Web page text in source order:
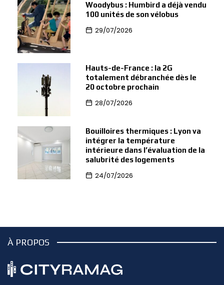
Woodybus : Humbird a déjà vendu
100 unités de son vélobus
29/07/2026
Hauts-de-France : la 2G
totalement débranchée dès le
20 octobre prochain
28/07/2026
Bouilloires thermiques : Lyon va
intégrer la température
intérieure dans l’évaluation de la
salubrité des logements
24/07/2026
À PROPOS